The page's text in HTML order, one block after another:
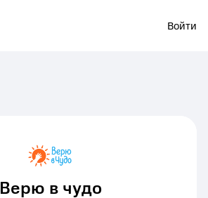
Войти
Верю в чудо